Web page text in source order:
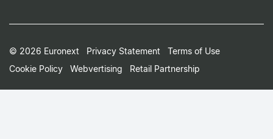
Footer
Small
Print
© 2026 Euronext Privacy Statement
Terms of Use
Cookie Policy
Webvertising Retail Partnership